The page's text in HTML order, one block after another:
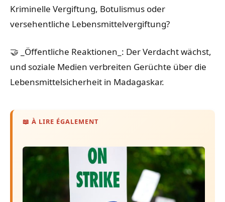
Kriminelle Vergiftung, Botulismus oder
versehentliche Lebensmittelvergiftung?
🤝 _Öffentliche Reaktionen_: Der Verdacht wächst,
und soziale Medien verbreiten Gerüchte über die
Lebensmittelsicherheit in Madagaskar.
📖 À LIRE ÉGALEMENT